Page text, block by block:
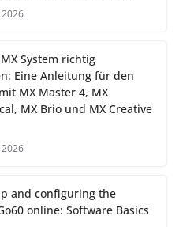
System richtig
Eine Anleitung für den
MX Master 4, MX
MX Brio und MX Creative
and configuring the
online: Software Basics